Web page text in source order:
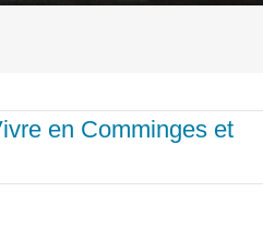
en Comminges et